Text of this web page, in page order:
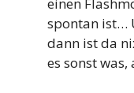
spontan ist…
dann ist da
es sonst